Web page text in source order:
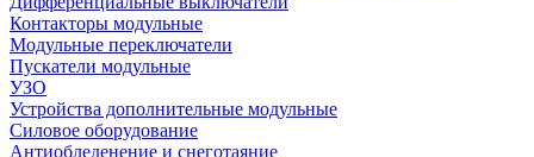
Контакторы модульные
Модульные переключатели
Пускатели модульные
УЗО
Устройства дополнительные модульные
Силовое оборудование
Антиобледенение и снеготаяние